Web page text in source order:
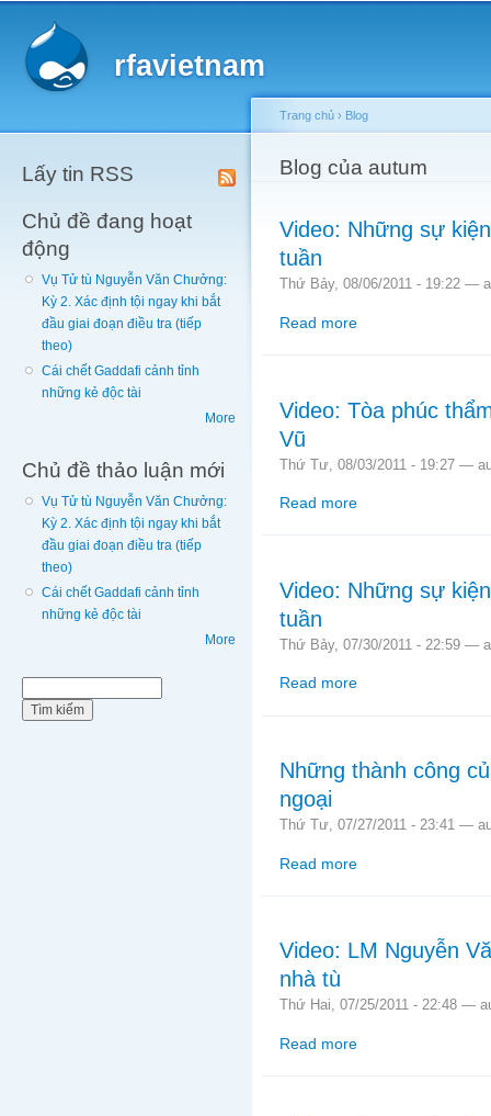
rfavietnam
Lấy tin RSS
Chủ đề đang hoạt
động
Vụ Tử tù Nguyễn Văn Chưởng:
Kỳ 2. Xác định tội ngay khi bắt
đầu giai đoạn điều tra (tiếp
theo)
Cái chết Gaddafi cảnh tỉnh
những kẻ độc tài
More
Chủ đề thảo luận mới
Vụ Tử tù Nguyễn Văn Chưởng:
Kỳ 2. Xác định tội ngay khi bắt
đầu giai đoạn điều tra (tiếp
theo)
Cái chết Gaddafi cảnh tỉnh
những kẻ độc tài
More
You are here
Trang chủ › Blog
Blog của autum
Video: Những sự
tuần
Thứ Bảy, 08/06/2011 - 19:22 —
Read more
Video: Tòa phúc
Vũ
Thứ Tư, 08/03/2011 - 19:27 —
Read more
Video: Những sự
tuần
Thứ Bảy, 07/30/2011 - 22:59 —
Read more
Những thành công
ngoại
Thứ Tư, 07/27/2011 - 23:41 —
Read more
Video: LM Nguyễn
nhà tù
Thứ Hai, 07/25/2011 - 22:48 —
Read more